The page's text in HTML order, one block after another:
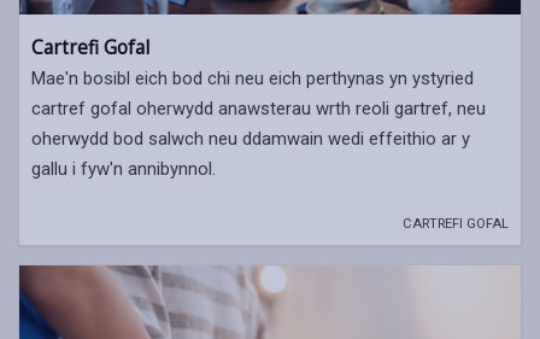
Cartrefi Gofal
Mae'n bosibl eich bod chi neu eich perthynas yn ystyried
cartref gofal oherwydd anawsterau wrth reoli gartref, neu
oherwydd bod salwch neu ddamwain wedi effeithio ar y
gallu i fyw'n annibynnol.
CARTREFI GOFAL